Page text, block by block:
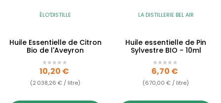
ÉLO'DISTILLE
Huile Essentielle de Citron
Bio de l'Aveyron
Prix
10,20 €
(2 038,26 € / litre)
LA DISTILLERIE BEL AIR
Huile essentielle de Pin
Sylvestre BIO - 10ml
Prix
6,70 €
(670,00 € / litre)